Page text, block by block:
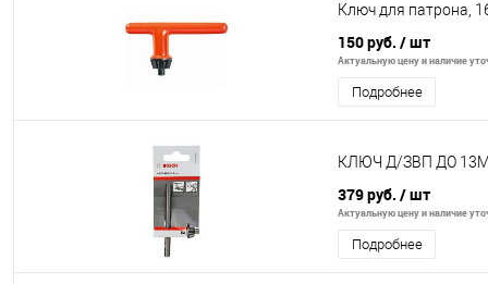
Ключ для патрона,
150 руб. / шт
Актуальную цену и наличие
Подробнее
КЛЮЧ Д/ЗВП ДО
379 руб. / шт
Актуальную цену и наличие
Подробнее